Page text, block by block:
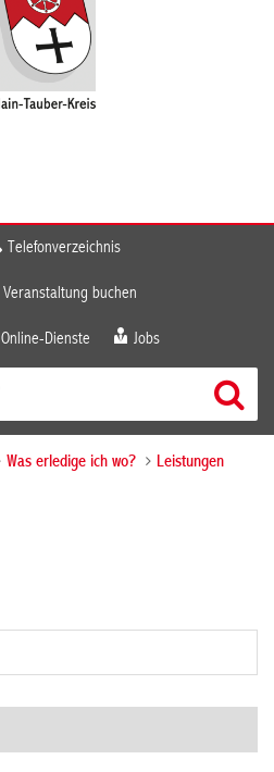
Telefonverzeichnis
Veranstaltung buchen
Online-Dienste Jobs
Was erledige ich wo? Leistungen